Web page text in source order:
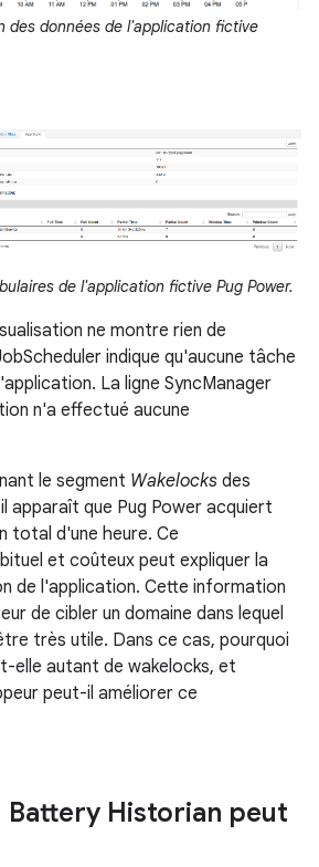
des données de l'application fictive
de l'application fictive Pug Power.
ne montre rien de
indique qu'aucune tâche
La ligne SyncManager
n'a effectué aucune
le segment Wakelocks des
apparaît que Pug Power acquiert
total d'une heure. Ce
et coûteux peut expliquer la
de l'application. Cette information
de cibler un domaine dans lequel
très utile. Dans ce cas, pourquoi
elle autant de wakelocks, et
peut-il améliorer ce
Battery Historian peut